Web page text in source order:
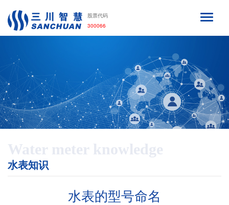
股票代码
300066
Water meter knowledge
水表知识
水表的型号命名